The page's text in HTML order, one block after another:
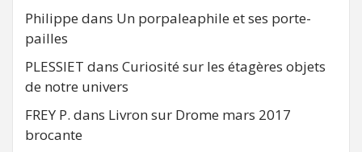
Philippe dans Un porpaleaphile et ses porte-
pailles
PLESSIET dans Curiosité sur les étagères objets
de notre univers
FREY P. dans Livron sur Drome mars 2017
brocante